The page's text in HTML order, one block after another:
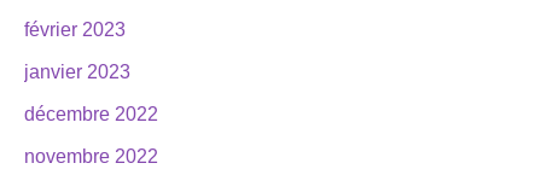
février 2023
janvier 2023
décembre 2022
novembre 2022